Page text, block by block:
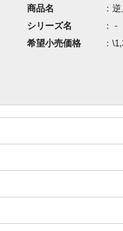
商品名
：
シリーズ名
： -
希望小売価格
：